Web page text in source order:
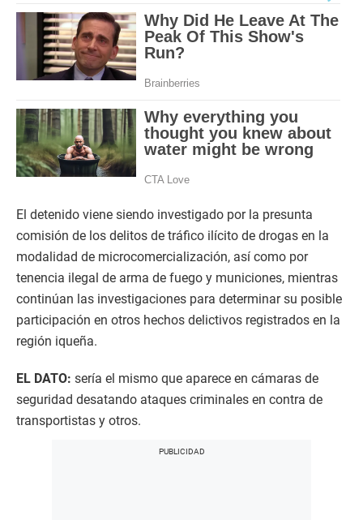
El detenido viene siendo investigado por la presunta
comisión de los delitos de tráfico ilícito de drogas en la
modalidad de microcomercialización, así como por
tenencia ilegal de arma de fuego y municiones, mientras
continúan las investigaciones para determinar su posible
participación en otros hechos delictivos registrados en la
región iqueña.
EL DATO: sería el mismo que aparece en cámaras de
seguridad desatando ataques criminales en contra de
transportistas y otros.